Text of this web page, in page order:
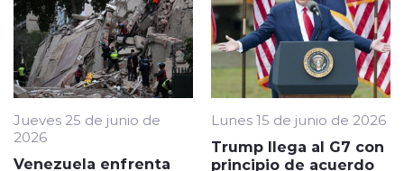
Jueves 25 de junio de
2026
Venezuela enfrenta
Lunes 15 de junio de 2026
Trump llega al G7 con
principio de acuerdo